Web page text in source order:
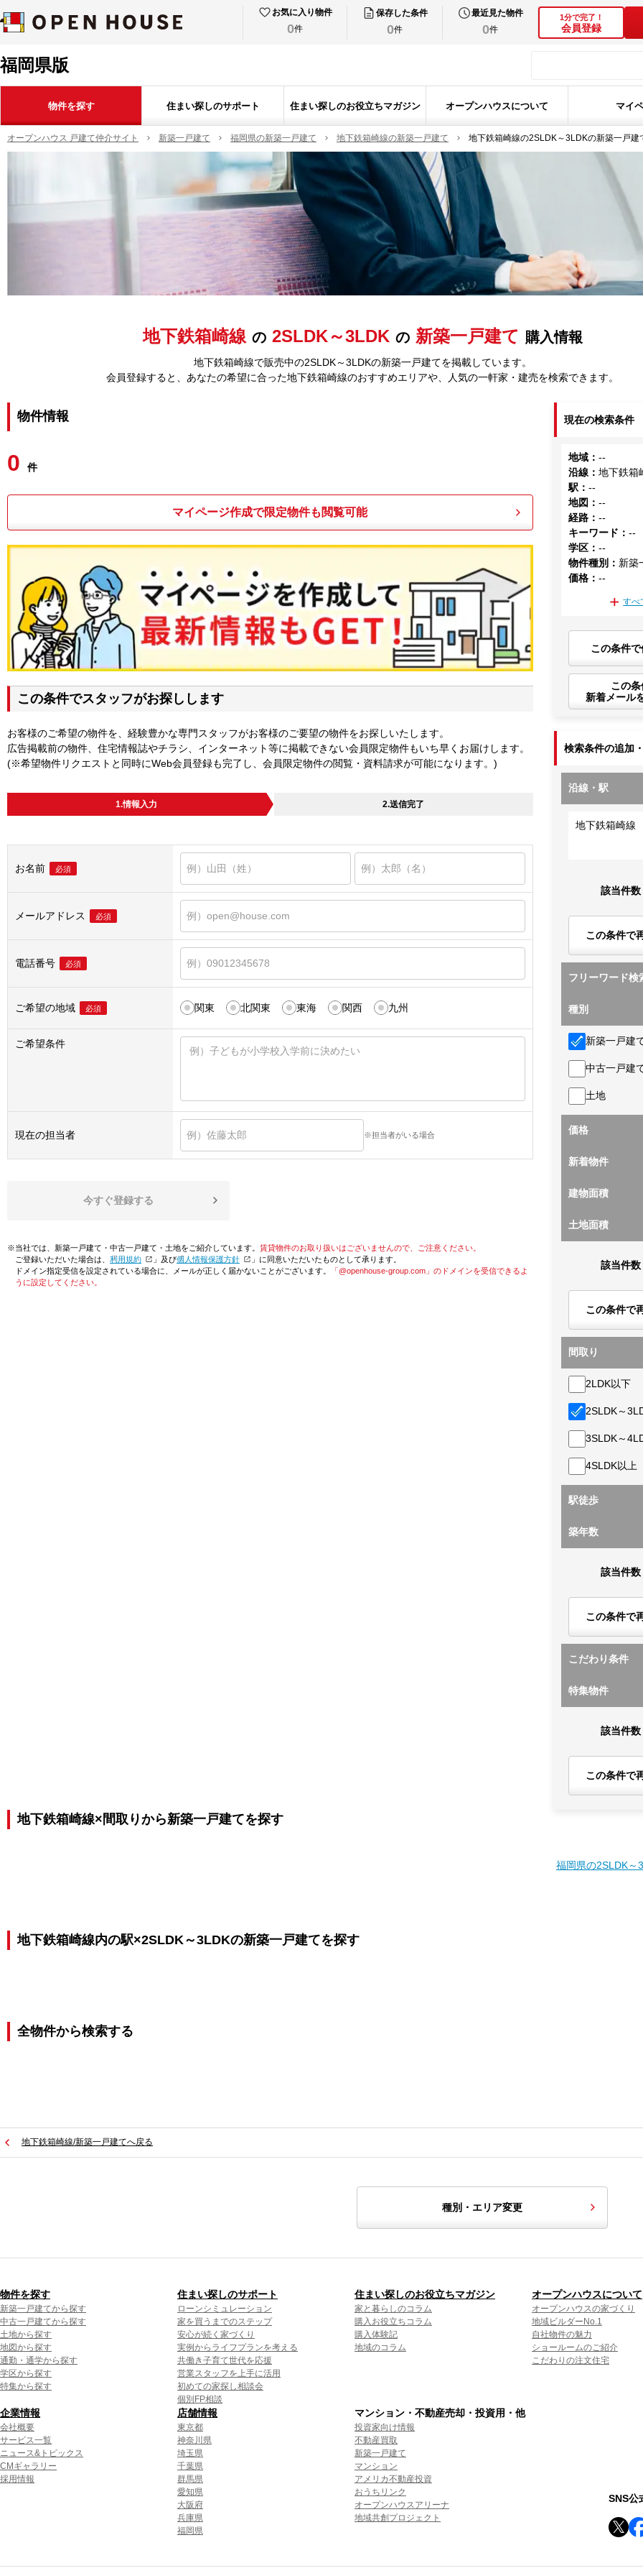
お気に入り物件
0件
保存した条件
0件
最近見た物件
0件
1分で完了！
会員登録
福岡県版
物件を探す 住まい探しのサポート 住まい探しのお役立ちマガジン オープンハウスについて マイ
オープンハウス 戸建て仲介サイト 新築一戸建て 福岡県の新築一戸建て 地下鉄箱崎線の新築一戸建て 地下鉄箱崎線の2SLDK～3LDKの新築一戸建
地下鉄箱崎線 の 2SLDK～3LDK の 新築一戸建て 購入情報
地下鉄箱崎線で販売中の2SLDK～3LDKの新築一戸建てを掲載しています。
会員登録すると、あなたの希望に合った地下鉄箱崎線のおすすめエリアや、人気の一軒家・建売を検索できます。
物件情報
0 件
マイページ作成で限定物件も閲覧可能
この条件でスタッフがお探しします
お客様のご希望の物件を、経験豊かな専門スタッフがお客様のご要望の物件をお探しいたします。
広告掲載前の物件、住宅情報誌やチラシ、インターネット等に掲載できない会員限定物件もいち早くお届けします。
(※希望物件リクエストと同時にWeb会員登録も完了し、会員限定物件の閲覧・資料請求が可能になります。)
1.情報入力 2.送信完了
お名前 必須
メールアドレス 必須
電話番号 必須
ご希望の地域 必須 関東 北関東 東海 関西 九州
ご希望条件
現在の担当者 ※担当者がいる場合
今すぐ登録する
※当社では、新築一戸建て・中古一戸建て・土地をご紹介しています。 賃貸物件のお取り扱いはございませんので、ご注意ください。
ご登録いただいた場合は、「利用規約 」及び「個人情報保護方針
」に同意いただいたものとして承ります。
ドメイン指定受信を設定されている場合に、メールが正しく届かないことがございます。
「@openhouse-group.com」のドメインを受信できるよ
うに設定してください。
現在の検索条件
地域 ：--
沿線 ：地下鉄箱
駅 ：--
地図 ：--
経路 ：--
キーワード ：--
学区 ：--
物件種別 ： 新築
価格 ：--
すべ
この条件
この
新着メール
検索条件の追加
沿線・駅
地下鉄箱崎線
該当件数
この条件で
フリーワード検
種別
新築一戸建
中古一戸建
土地
価格
新着物件
建物面積
土地面積
該当件数
この条件で
間取り
2LDK以下
2SLDK～
3SLDK～
4SLDK以上
駅徒歩
築年数
該当件数
この条件で
こだわり条件
特集物件
該当件数
この条件で
地下鉄箱崎線×間取りから新築一戸建てを探す
福岡県の2SLDK～
地下鉄箱崎線内の駅×2SLDK～3LDKの新築一戸建てを探す
全物件から検索する
地下鉄箱崎線/新築一戸建てへ戻る
種別・エリア変更
物件を探す
新築一戸建てから探す
中古一戸建てから探す
土地から探す
地図から探す
通勤・通学から探す
学区から探す
特集から探す
住まい探しのサポート
ローンシミュレーション
家を買うまでのステップ
安心が続く家づくり
実例からライフプランを考える
共働き子育て世代を応援
営業スタッフを上手に活用
初めての家探し相談会
個別FP相談
住まい探しのお役立ちマガジン
家と暮らしのコラム
購入お役立ちコラム
購入体験記
地域のコラム
オープンハウスについて
オープンハウスの家づくり
地域ビルダーNo.1
自社物件の魅力
ショールームのご紹介
こだわりの注文住宅
企業情報
会社概要
サービス一覧
ニュース&トピックス
CMギャラリー
採用情報
店舗情報
東京都
神奈川県
埼玉県
千葉県
群馬県
愛知県
大阪府
兵庫県
福岡県
マンション・不動産売却・投資用・他
投資家向け情報
不動産買取
新築一戸建て
マンション
アメリカ不動産投資
おうちリンク
オープンハウスアリーナ
地域共創プロジェクト
SNS公